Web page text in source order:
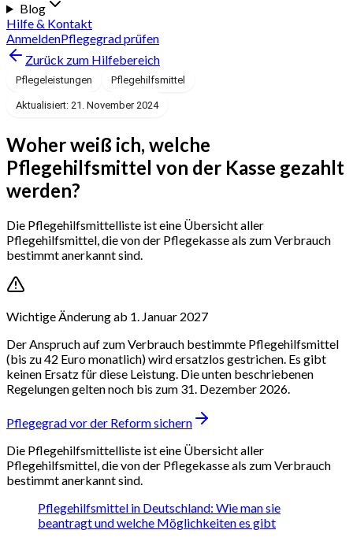
Blog
Hilfe & Kontakt
AnmeldenPflegegrad prüfen
Zurück zum Hilfebereich
Pflegeleistungen Pflegehilfsmittel
Aktualisiert: 21. November 2024
Woher weiß ich, welche
Pflegehilfsmittel von der Kasse gezahlt
werden?
Die Pflegehilfsmittelliste ist eine Übersicht aller
Pflegehilfsmittel, die von der Pflegekasse als zum Verbrauch
bestimmt anerkannt sind.
Wichtige Änderung ab 1. Januar 2027
Der Anspruch auf zum Verbrauch bestimmte Pflegehilfsmittel
(bis zu 42 Euro monatlich) wird ersatzlos gestrichen. Es gibt
keinen Ersatz für diese Leistung. Die unten beschriebenen
Regelungen gelten noch bis zum 31. Dezember 2026.
Pflegegrad vor der Reform sichern
Die Pflegehilfsmittelliste ist eine Übersicht aller
Pflegehilfsmittel, die von der Pflegekasse als zum Verbrauch
bestimmt anerkannt sind.
Pflegehilfsmittel in Deutschland: Wie man sie
beantragt und welche Möglichkeiten es gibt